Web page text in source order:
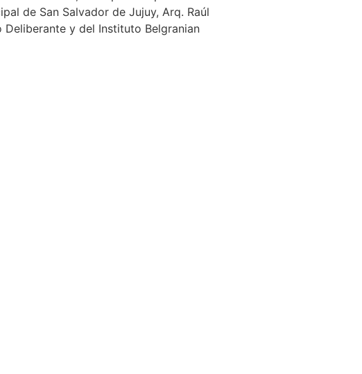
de San Salvador de Jujuy, Arq. Raúl
y del Instituto Belgranian